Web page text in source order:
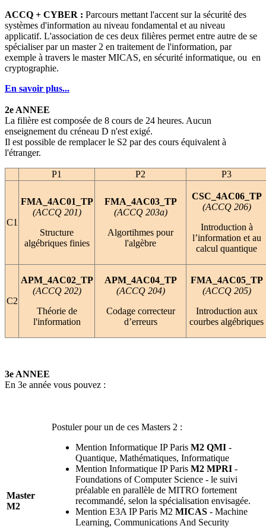
ACCQ + CYBER : Parcours mettant l'accent sur la sécurité des
systèmes d'information au niveau fondamental et au niveau
applicatif. L'association de ces deux filières permet entre autre de se
spécialiser par un master 2 en traitement de l'information, par
exemple à travers le master MICAS, en sécurité informatique, ou en
cryptographie.
En savoir plus...
2e ANNEE
La filière est composée de 8 cours de 24 heures. Aucun
enseignement du créneau D n'est exigé.
Il est possible de remplacer le S2 par des cours équivalent à
l'étranger.
P1 P2 P3
C1
FMA_4AC01_TP
(ACCQ 201)
Structure
algébriques finies
FMA_4AC03_TP
(ACCQ 203a)
Algortihmes pour
l'algèbre
CSC_4AC06_TP
(ACCQ 206)
Introduction à
l’information et au
calcul quantique
C2
APM_4AC02_TP
(ACCQ 202)
Théorie de
l'information
APM_4AC04_TP
(ACCQ 204)
Codage correcteur
d’erreurs
FMA_4AC05_TP
(ACCQ 205)
Introduction aux
courbes algébriques
3e ANNEE
En 3e année vous pouvez :
Master
M2
Postuler pour un de ces Masters 2 :
Mention Informatique IP Paris M2 QMI -
Quantique, Mathématiques, Informatique
Mention Informatique IP Paris M2 MPRI -
Foundations of Computer Science - le suivi
préalable en parallèle de MITRO fortement
recommandé, selon la spécialisation envisagée.
Mention E3A IP Paris M2 MICAS - Machine
Learning, Communications And Security